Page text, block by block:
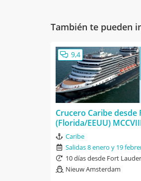
También te pueden
9,4
Crucero Caribe
(Florida/EEUU)
Caribe
Salidas 8 enero y 19
10 días desde Fort
Nieuw Amsterdam